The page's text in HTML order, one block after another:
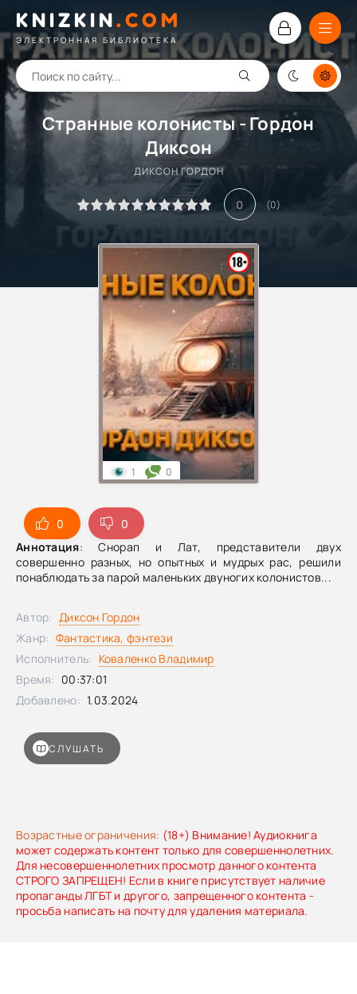
KNIZKIN.COM
ЭЛЕКТРОННАЯ БИБЛИОТЕКА
Странные колонисты - Гордон
Диксон
ДИКСОН ГОРДОН
0 (0)
0
0
Аннотация: Снорап и Лат, представители двух
совершенно разных, но опытных и мудрых рас, решили
понаблюдать за парой маленьких двуногих колонистов...
Возрастные ограничения: (18+) Внимание! Аудиокнига
может содержать контент только для совершеннолетних.
Для несовершеннолетних просмотр данного контента
СТРОГО ЗАПРЕЩЕН! Если в книге присутствует наличие
пропаганды ЛГБТ и другого, запрещенного контента -
просьба написать на почту для удаления материала.
1 0
СЛУШАТЬ
Автор: Диксон Гордон
Жанр: Фантастика, фэнтези
Исполнитель: Коваленко Владимир
Время: 00:37:01
Добавлено: 1.03.2024